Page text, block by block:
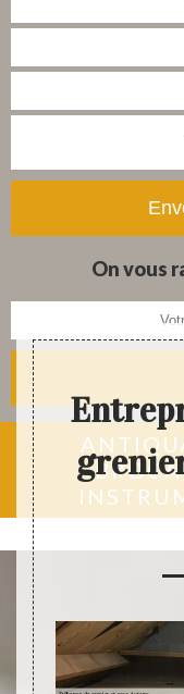
On vous
tapis